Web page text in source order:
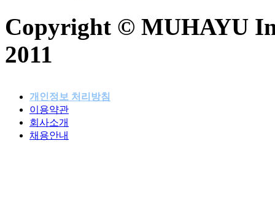
Copyright © MUHAYU
2011
개인정보 처리방침
이용약관
회사소개
채용안내